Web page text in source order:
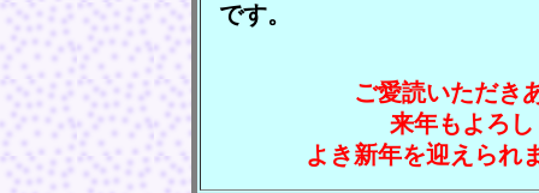
です。
ご愛読いただき
来年もよろ
よき新年を迎えられ